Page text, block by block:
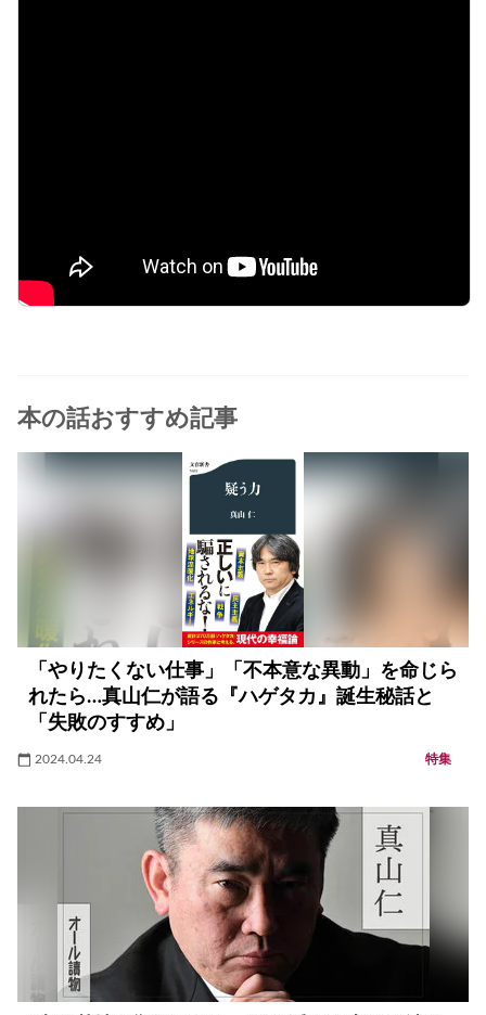
本の話おすすめ記事
「やりたくない仕事」「不本意な異動」を命じら
れたら…真山仁が語る『ハゲタカ』誕生秘話と
「失敗のすすめ」
2024.04.24 特集